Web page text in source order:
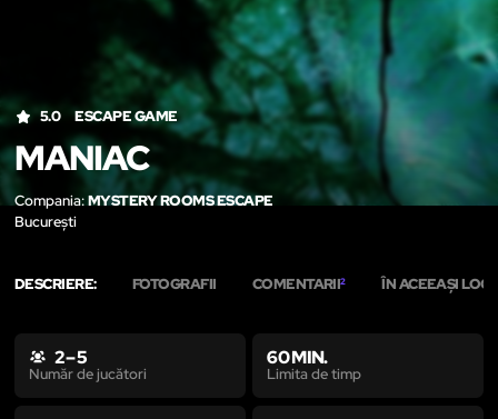
5.0 ESCAPE GAME
MANIAC
Compania:MYSTERY ROOMS ESCAPE
București
DESCRIERE: FOTOGRAFII COMENTARII2 ÎN ACEEAȘI
2 – 5
Număr de jucători
60 MIN.
Limita de timp